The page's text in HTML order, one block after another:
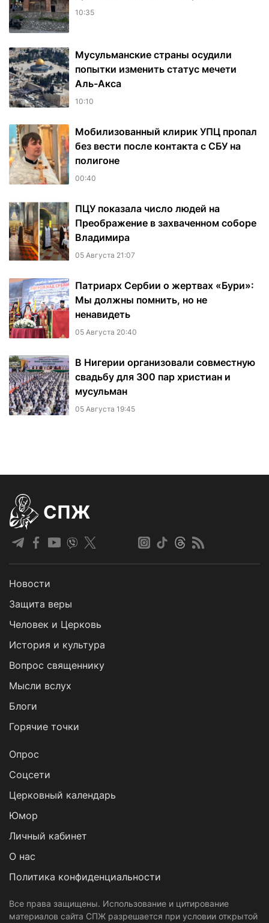
10:35
Мусульманские страны осудили
попытки изменить статус мечети
Аль-Акса
10:10
Мобилизованный клирик УПЦ пропал
без вести после контакта с СБУ на
полигоне
00:40
ПЦУ показала число людей на
Преображение в захваченном соборе
Владимира
05 Августа 21:07
Патриарх Сербии о жертвах «Бури»:
Мы должны помнить, но не
ненавидеть
05 Августа 20:40
В Нигерии организовали совместную
свадьбу для 300 пар христиан и
мусульман
05 Августа 19:45
СПЖ
Новости
Защита веры
Человек и Церковь
История и культура
Вопрос священнику
Мысли вслух
Блоги
Горячие точки
Опрос
Cоцсети
Церковный календарь
Юмор
Личный кабинет
О нас
Политика конфиденциальности
Все права защищены. Использование и цитирование
материалов сайта СПЖ разрешается при условии открытой